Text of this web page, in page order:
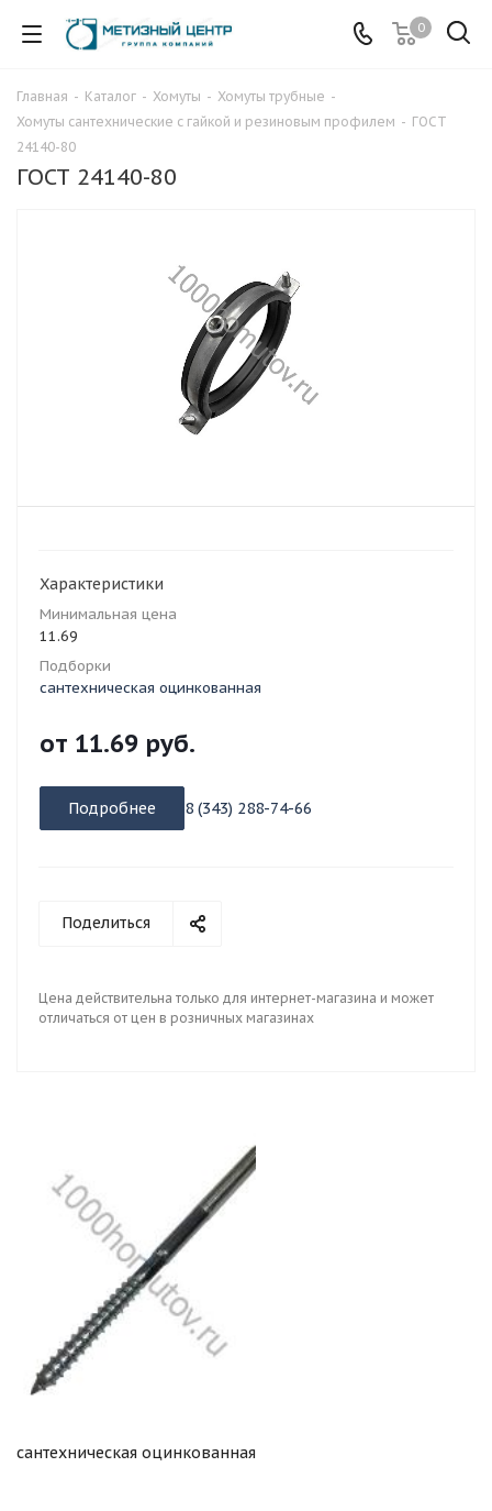
0
Главная - Каталог - Хомуты - Хомуты трубные -
Хомуты сантехнические с гайкой и резиновым профилем - ГОСТ
24140-80
ГОСТ 24140-80
Характеристики
Минимальная цена
11.69
Подборки
сантехническая оцинкованная
от 11.69 руб.
Подробнее 8 (343) 288-74-66
Поделиться
Цена действительна только для интернет-магазина и может
отличаться от цен в розничных магазинах
сантехническая оцинкованная